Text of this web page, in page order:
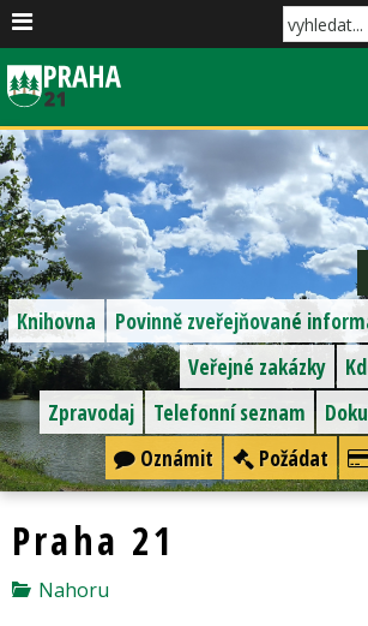
Povinně zveřejňované
Knihovna
Veřejné zakázky
Telefonní seznam
Zpravodaj
Požádat
Oznámit
Praha 21
Nahoru